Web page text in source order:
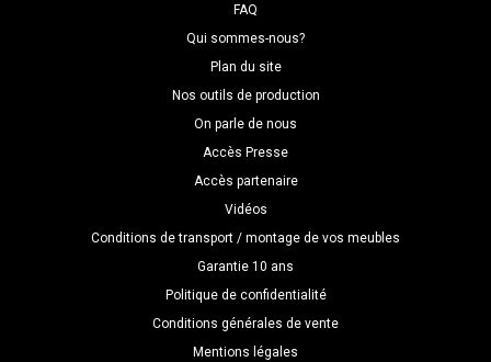
FAQ
Qui sommes-nous?
Plan du site
Nos outils de production
On parle de nous
Accès Presse
Accès partenaire
Vidéos
Conditions de transport / montage de vos meubles
Garantie 10 ans
Politique de confidentialité
Conditions générales de vente
Mentions légales